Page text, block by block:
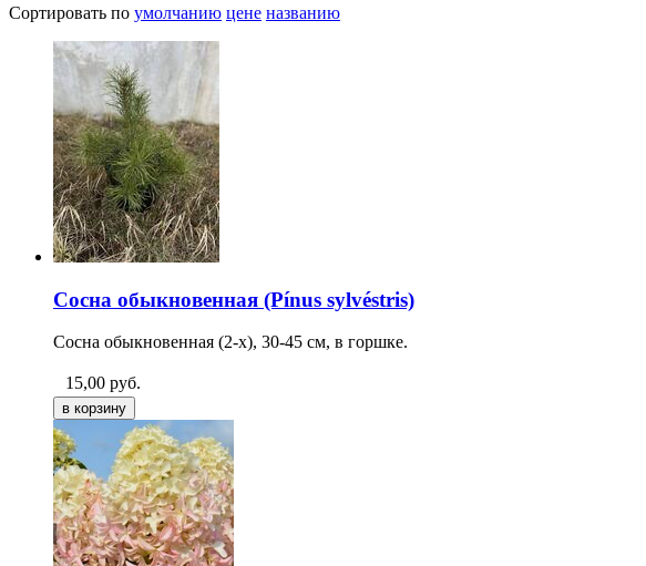
Сортировать по умолчанию цене названию
Сосна обыкновенная (Pínus sylvéstris)
Сосна обыкновенная (2-х), 30-45 см, в горшке.
15,00 руб.